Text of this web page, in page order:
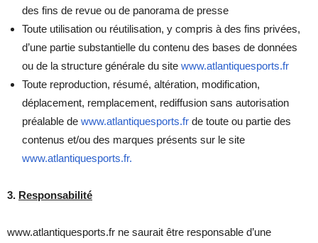
des fins de revue ou de panorama de presse
Toute utilisation ou réutilisation, y compris à des fins privées,
d’une partie substantielle du contenu des bases de données
ou de la structure générale du site www.atlantiquesports.fr
Toute reproduction, résumé, altération, modification,
déplacement, remplacement, rediffusion sans autorisation
préalable de www.atlantiquesports.fr de toute ou partie des
contenus et/ou des marques présents sur le site
www.atlantiquesports.fr.
3. Responsabilité
www.atlantiquesports.fr ne saurait être responsable d’une